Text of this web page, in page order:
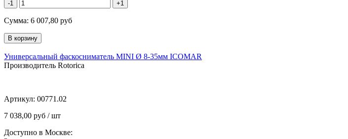
-1 +1
Сумма: 6 007,80 руб
Универсальный фаскосниматель MINI Ø 8-35мм ICOMAR
Производитель Rotorica
Артикул: 00771.02
7 038,00 руб / шт
Доступно в Москве: